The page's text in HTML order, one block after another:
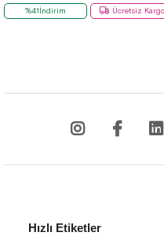
%41İndirim Ücretsiz Kargo
Hızlı Etiketler